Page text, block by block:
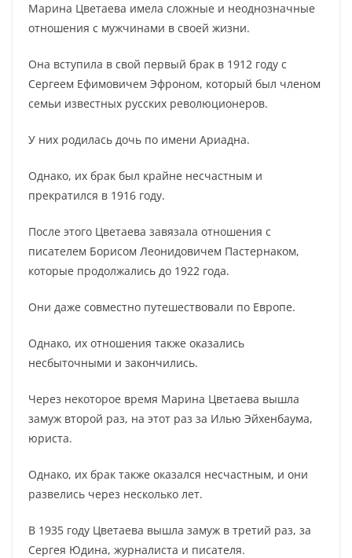
Марина Цветаева имела сложные и неоднозначные
отношения с мужчинами в своей жизни.
Она вступила в свой первый брак в 1912 году с
Сергеем Ефимовичем Эфроном, который был членом
семьи известных русских революционеров.
У них родилась дочь по имени Ариадна.
Однако, их брак был крайне несчастным и
прекратился в 1916 году.
После этого Цветаева завязала отношения с
писателем Борисом Леонидовичем Пастернаком,
которые продолжались до 1922 года.
Они даже совместно путешествовали по Европе.
Однако, их отношения также оказались
несбыточными и закончились.
Через некоторое время Марина Цветаева вышла
замуж второй раз, на этот раз за Илью Эйхенбаума,
юриста.
Однако, их брак также оказался несчастным, и они
развелись через несколько лет.
В 1935 году Цветаева вышла замуж в третий раз, за
Сергея Юдина, журналиста и писателя.